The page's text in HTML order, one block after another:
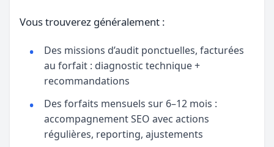
Vous trouverez généralement :
Des missions d’audit ponctuelles, facturées
au forfait : diagnostic technique +
recommandations
Des forfaits mensuels sur 6–12 mois :
accompagnement SEO avec actions
régulières, reporting, ajustements